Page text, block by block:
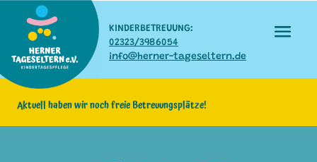
KINDERBETREUUNG:
02323/3986054
info@herner-tageseltern.de
Aktuell haben wir noch freie Betreuungsplätze!